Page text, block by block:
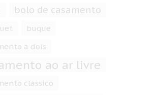
bolo de casamento
buque
a dois
ao ar livre
clássico